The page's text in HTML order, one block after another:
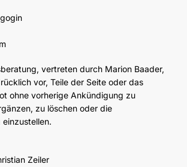
vertreten durch Marion Baader,
vor, Teile der Seite oder das
ohne vorherige Ankündigung zu
zu löschen oder die
Zeiler